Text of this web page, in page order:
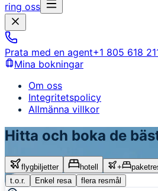
ring oss
Prata med en agent+1 805 618
Mina bokningar
Om oss
Integritetspolicy
Allmänna villkor
Hitta och boka de
flygbiljetter hotell +
t.o.r.
Enkel resa flera resmål